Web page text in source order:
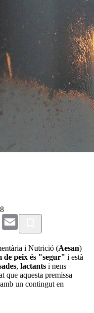
Facebook
Email
i Nutrició (Aesan)
de peix és "segur" i està
, lactants i nens
que aquesta premissa
amb un contingut en